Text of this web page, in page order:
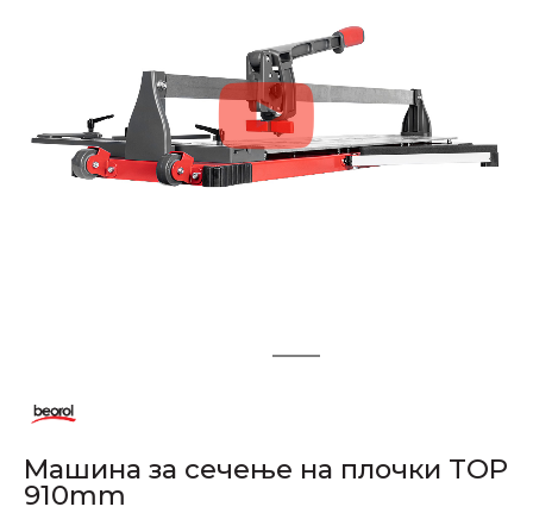
2
Машина за сечење на плочки TOP
910mm